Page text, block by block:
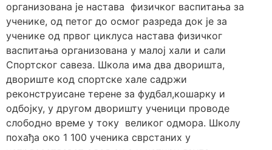
организована је настава физичког васпитања за
ученике, од петог до осмог разреда док је за
ученике од првог циклуса настава физичког
васпитања организована у малој хали и сали
Спортског савеза. Школа има два дворишта,
двориште код спортске хале садржи
реконструисане терене за фудбал,кошарку и
одбојку, у другом дворишту ученици проводе
слободно време у току великог одмора. Школу
похађа око 1 100 ученика сврстаних у